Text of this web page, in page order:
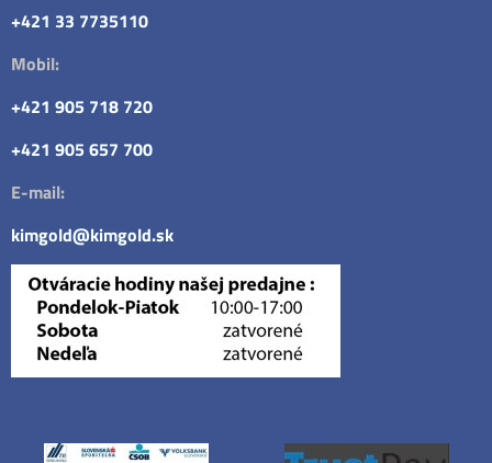
+421 33 7735110
Mobil:
+421 905 718 720
+421 905 657 700
E-mail:
kimgold@kimgold.sk